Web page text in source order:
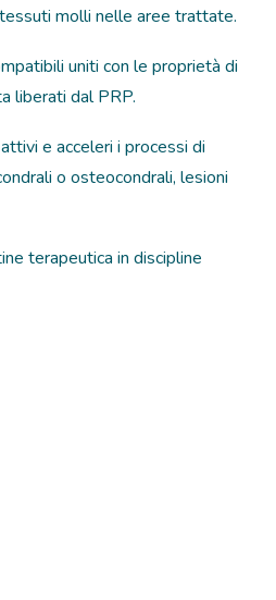
molli nelle aree trattate.
uniti con le proprietà di
liberati dal PRP.
e acceleri i processi di
o osteocondrali, lesioni
terapeutica in discipline